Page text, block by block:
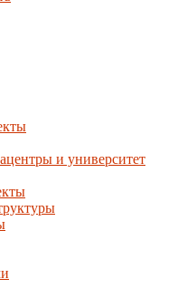
и университет